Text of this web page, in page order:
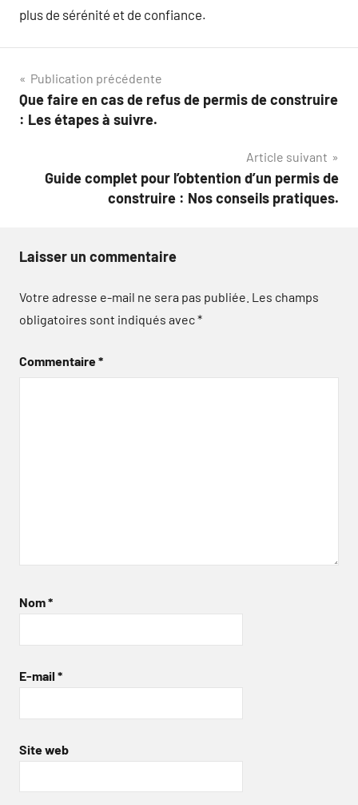
plus de sérénité et de confiance.
Navigation
de
Publication précédente
Que faire en cas de refus de permis de construire
: Les étapes à suivre.
Article suivant
Guide complet pour l’obtention d’un permis de
construire : Nos conseils pratiques.
Laisser un commentaire
Votre adresse e-mail ne sera pas publiée. Les champs
obligatoires sont indiqués avec*
Commentaire*
Nom*
E-mail *
Site web